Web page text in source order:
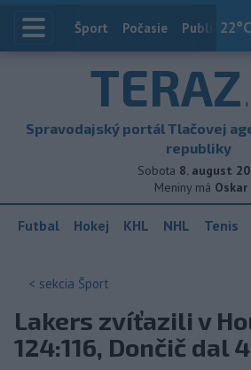
22°C
Index
Šport Počasie Publicistika
TERAZ
Spravodajský portál Tlačovej
republiky
Sobota 8. august
Meniny má Oskar
Futbal Hokej KHL NHL Tenis
< sekcia Šport
Lakers zvíťazili v
124:116, Dončič dal